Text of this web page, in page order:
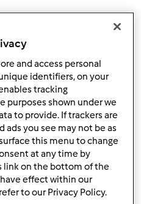
Última entrada
da bimby, qual me
and access personal
identifiers, on your
tracking
purposes shown under we
to provide. If trackers are
ads you see may not be as
this menu to change
at any time by
link on the bottom of the
effect within our
to our Privacy Policy.